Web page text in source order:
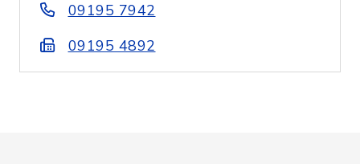
09195 7942
09195 4892